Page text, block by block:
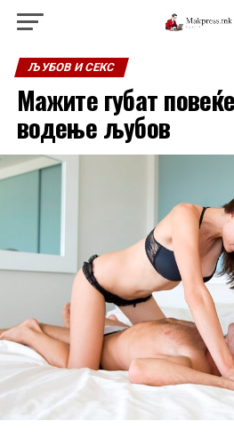
ЉУБОВ И СЕКС
Мажите губат
водење љубов